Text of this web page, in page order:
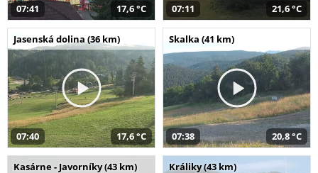
07:41 17,6 °C 07:11 21,6 °C
Jasenská dolina (36 km)
07:40 17,6 °C
Skalka (41 km)
07:38 20,8 °C
Kasárne - Javorníky (43 km) Králiky (43 km)